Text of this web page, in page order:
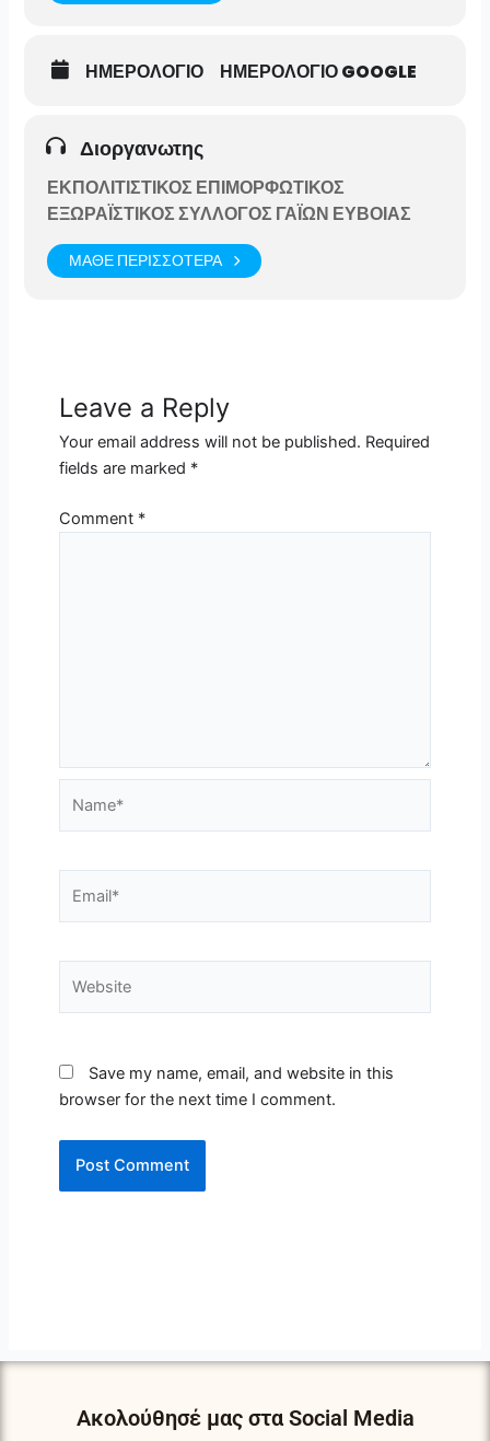
ΗΜΕΡΟΛΟΓΙΟ ΗΜΕΡΟΛΟΓΙΟ GOOGLE
Διοργανωτης
ΕΚΠΟΛΙΤΙΣΤΙΚΟΣ ΕΠΙΜΟΡΦΩΤΙΚΟΣ
ΕΞΩΡΑΪΣΤΙΚΟΣ ΣΥΛΛΟΓΟΣ ΓΑΪΩΝ ΕΥΒΟΙΑΣ
ΜΑΘΕ ΠΕΡΙΣΣΟΤΕΡΑ
Leave a Reply
Your email address will not be published. Required
fields are marked *
Comment *
Save my name, email, and website in this
browser for the next time I comment.
Ακολούθησέ μας στα Social Media